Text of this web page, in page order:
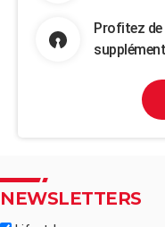
Profitez
NEWSLETTERS